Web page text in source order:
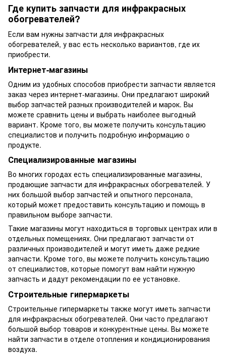
Где купить запчасти для инфракрасных
обогревателей?
Если вам нужны запчасти для инфракрасных
обогревателей, у вас есть несколько вариантов, где их
приобрести.
Интернет-магазины
Одним из удобных способов приобрести запчасти является
заказ через интернет-магазины. Они предлагают широкий
выбор запчастей разных производителей и марок. Вы
можете сравнить цены и выбрать наиболее выгодный
вариант. Кроме того, вы можете получить консультацию
специалистов и получить подробную информацию о
продукте.
Специализированные магазины
Во многих городах есть специализированные магазины,
продающие запчасти для инфракрасных обогревателей. У
них большой выбор запчастей и опытного персонала,
который может предоставить консультацию и помощь в
правильном выборе запчасти.
Такие магазины могут находиться в торговых центрах или в
отдельных помещениях. Они предлагают запчасти от
различных производителей и могут иметь даже редкие
запчасти. Кроме того, вы можете получить консультацию
от специалистов, которые помогут вам найти нужную
запчасть и дадут рекомендации по ее установке.
Строительные гипермаркеты
Строительные гипермаркеты также могут иметь запчасти
для инфракрасных обогревателей. Они часто предлагают
большой выбор товаров и конкурентные цены. Вы можете
найти запчасти в отделе отопления и кондиционирования
воздуха.